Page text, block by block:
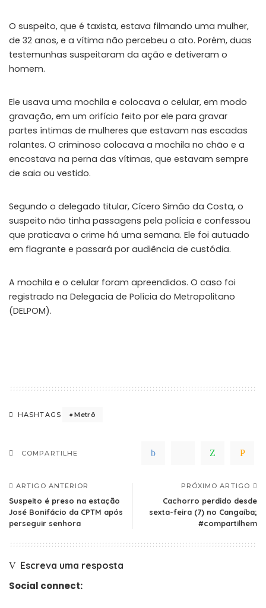
O suspeito, que é taxista, estava filmando uma mulher,
de 32 anos, e a vítima não percebeu o ato. Porém, duas
testemunhas suspeitaram da ação e detiveram o
homem.
Ele usava uma mochila e colocava o celular, em modo
gravação, em um orifício feito por ele para gravar
partes íntimas de mulheres que estavam nas escadas
rolantes. O criminoso colocava a mochila no chão e a
encostava na perna das vítimas, que estavam sempre
de saia ou vestido.
Segundo o delegado titular, Cícero Simão da Costa, o
suspeito não tinha passagens pela polícia e confessou
que praticava o crime há uma semana. Ele foi autuado
em flagrante e passará por audiência de custódia.
A mochila e o celular foram apreendidos. O caso foi
registrado na Delegacia de Polícia do Metropolitano
(DELPOM).
HASHTAGS Metrô
COMPARTILHE
ARTIGO ANTERIOR
Suspeito é preso na estação
José Bonifácio da CPTM após
perseguir senhora
PRÓXIMO ARTIGO
Cachorro perdido desde
sexta-feira (7) no Cangaíba;
#compartilhem
Escreva uma resposta
Social connect: